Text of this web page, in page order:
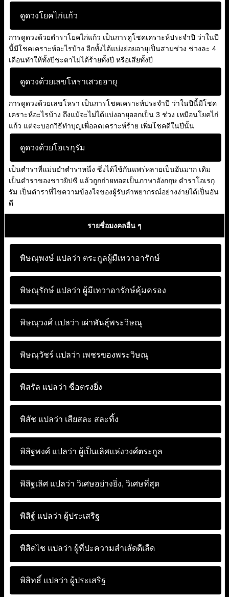
ดูดวงโยคไก่แก้ว
การดูดวงด้วยตำราโยคไก่แก้ว เป็นการดูโชคเคราะห์ประจำปี ว่าในปี
นี้มีโชคเคราะห์อะไรบ้าง อีกทั้งได้แบ่งย่อยอายุเป็นสามช่วง ช่วงละ 4
เดือนทำให้ทั้งปีชะตาไม่ได้ร้ายทั้งปี หรือเสียทั้งปี
ดูดวงด้วยเลขโหราเสวยอายุ
การดูดวงด้วยเลขโหรา เป็นการโชคเคราะห์ประจำปี ว่าในปีนี้มีโชค
เคราะห์อะไรบ้าง ถึงแม้จะไม่ได้แบ่งอายุออกเป็น 3 ช่วง เหมือนโยคไก่
แก้ว แต่จะบอกวิธีทำบุญเพื่อลดเคราะห์ร้าย เพิ่มโชคดีในปีนั้น
ดูดวงด้วยโอเรกุรัม
เป็นตำราที่แม่นยำตำราหนึ่ง ซึ่งได้ใช้กันแพร่หลายเป็นอันมาก เดิม
เป็นตำราของชาวยิปซี แล้วถูกถ่ายทอดเป็นภาษาอังกฤษ ตำราโอเรกุ
รัม เป็นตำราที่ไขความข้องใจของผู้รับคำพยากรณ์อย่างง่ายได้เป็นอัน
ดี
รายชื่อมงคลอื่น ๆ
พิษณุพงษ์ แปลว่า ตระกูลผู้มีเทวาอารักษ์
พิษณุรักษ์ แปลว่า ผู้มีเทวาอารักษ์คุ้มครอง
พิษณุวงศ์ แปลว่า เผ่าพันธุ์พระวิษณุ
พิษณุวัชร์ แปลว่า เพชรของพระวิษณุ
พิสรัล แปลว่า ซื่อตรงยิ่ง
พิสัช แปลว่า เสียสละ สละทิ้ง
พิสิฐพงศ์ แปลว่า ผู้เป็นเลิศแห่งวงศ์ตระกูล
พิสิฐเลิศ แปลว่า วิเศษอย่างยิ่ง, วิเศษที่สุด
พิสิฐ์ แปลว่า ผู้ประเสริฐ
พิสิดไช แปลว่า ผู้ที่ปะความสำเลัดดีเลีด
พิสิทธิ์ แปลว่า ผู้ประเสริฐ